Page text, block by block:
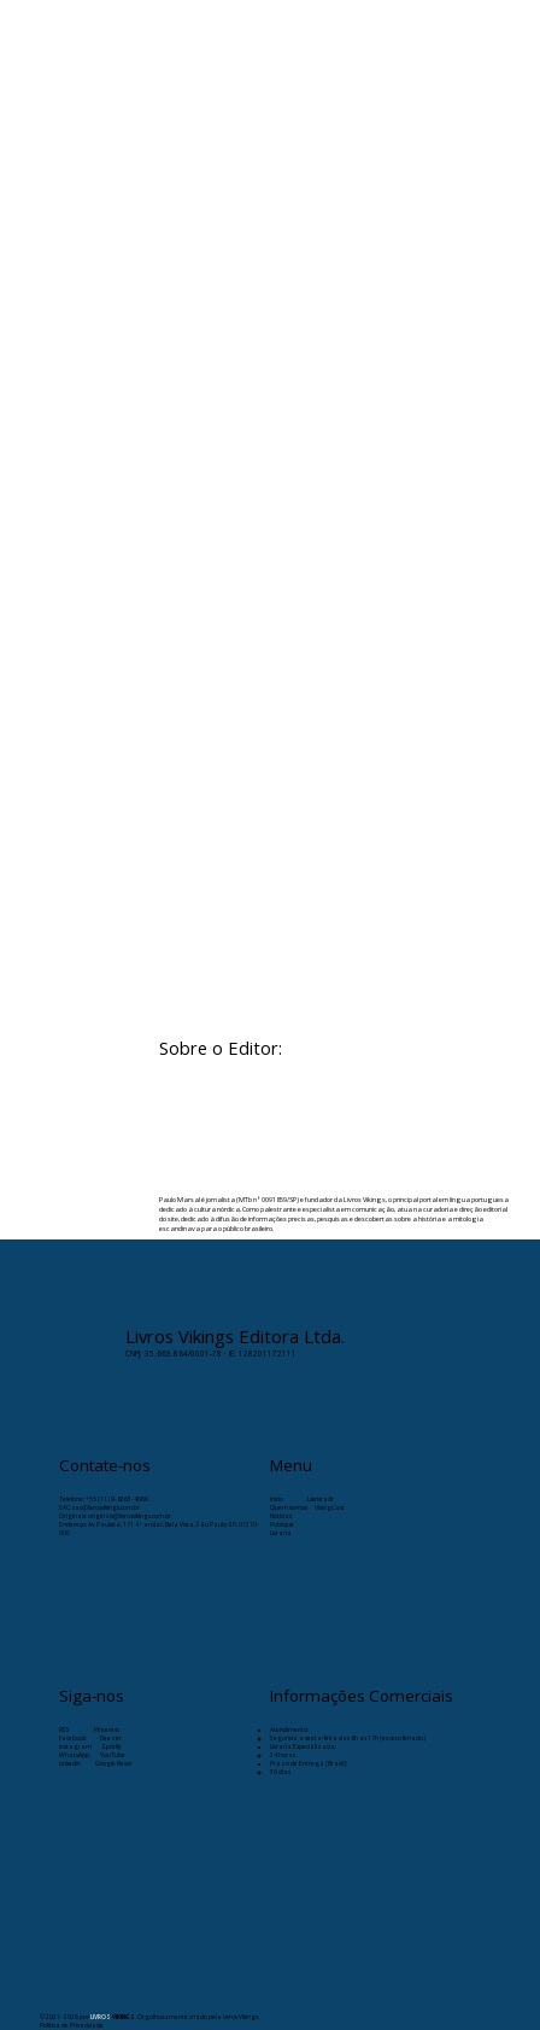
Sobre o Editor:
Paulo Marsal é jornalista (MTb nº 0091859/SP) e fundador da Livros Vikings, o principal portal em língua portuguesa
dedicado à cultura nórdica. Como palestrante e especialista em comunicação, atua na curadoria e direção editorial
do site, dedicado à difusão de informações precisas, pesquisas e descobertas sobre a história e a mitologia
escandinava para o público brasileiro.
Livros Vikings Editora Ltda.
CNPJ: 35.663.864/0001-78 · IE: 128201172111
Contate-nos
Telefone:+55 (11) 9-8263-4066
SAC: sac@livrosvikings.com.br
Originais: originais@livrosvikings.com.br
Endereço: Av. Paulista, 171 4º andar, Bela Vista, São Paulo-SP, 01310-
000
Menu
Início
Læristaðr
Quem somos
VikingCast
Notícias
Publique
Livraria
Siga-nos
RSS
Pinterest
Facebook
Deezer
Instagram
Spotify
WhatsApp
YouTube
Linkedin
Google News
Informações Comerciais
Atendimento:
Segunda a sexta-feira das 8h as 17h (exceto feriado)
Livraria Especializada:
24 horas
Prazo de Entrega (Brasil):
30 dias
© 2021- 2026por LIVROSVIKINGS . Orgulhosamente criado pela Livros Vikings.
Política de Privacidade